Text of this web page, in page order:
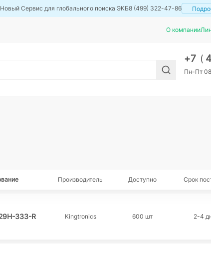
Новый Сервис для глобального поиска ЭКБ8 (499) 322-47-86
О компании
+7 (
Пн-Пт
Производитель Доступно Срок
333-R Kingtronics 600 шт 2-4